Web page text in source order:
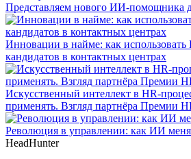
Представляем нового ИИ-помощника
Инновации в найме: как использовать
кандидатов в контактных центрах
Искусственный интеллект в HR-
применять. Взгляд партнёра Премии
Революция в управлении: как ИИ
HeadHunter